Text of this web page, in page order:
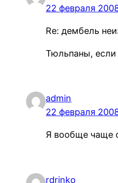
22 февраля
Re: дембель
Тюльпаны, если
admin
22 февраля
Я вообще чаще
rdrinko